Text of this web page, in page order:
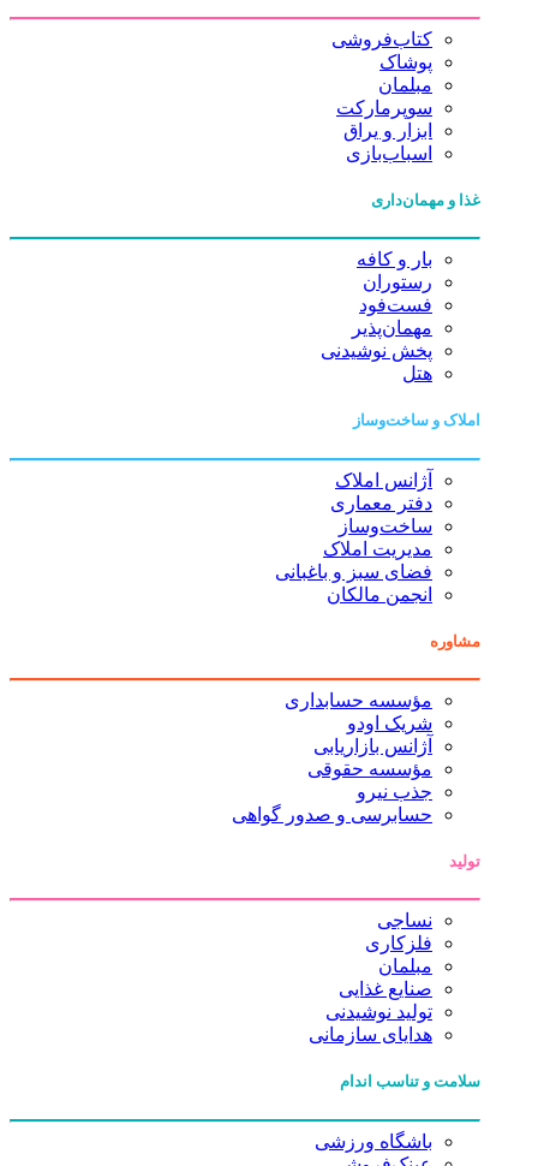
کتاب‌فروشی
پوشاک
مبلمان
سوپرمارکت
ابزار و یراق
اسباب‌بازی
غذا و مهمان‌داری
بار و کافه
رستوران
فست‌فود
مهمان‌پذیر
پخش نوشیدنی
هتل
املاک و ساخت‌وساز
آژانس املاک
دفتر معماری
ساخت‌وساز
مدیریت املاک
فضای سبز و باغبانی
انجمن مالکان
مشاوره
مؤسسه حسابداری
شریک اودو
آژانس بازاریابی
مؤسسه حقوقی
جذب نیرو
حسابرسی و صدور گواهی
تولید
نساجی
فلزکاری
مبلمان
صنایع غذایی
تولید نوشیدنی
هدایای سازمانی
سلامت و تناسب اندام
باشگاه ورزشی